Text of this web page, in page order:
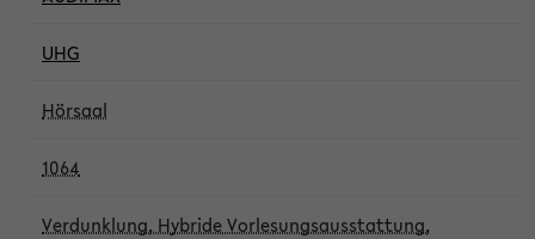
UHG
Hörsaal
1064
Verdunklung, Hybride Vorlesungsausstattung,